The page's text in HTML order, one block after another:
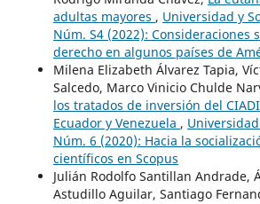
adultas mayores , Universidad y
Núm. S4 (2022): Consideraciones
derecho en algunos países de
Milena Elizabeth Álvarez Tapia,
Salcedo, Marco Vinicio Chulde
los tratados de inversión del
Ecuador y Venezuela ,
Núm. 6 (2020): Hacia la
científicos en Scopus
Julián Rodolfo Santillan Andrade,
Astudillo Aguilar, Santiago